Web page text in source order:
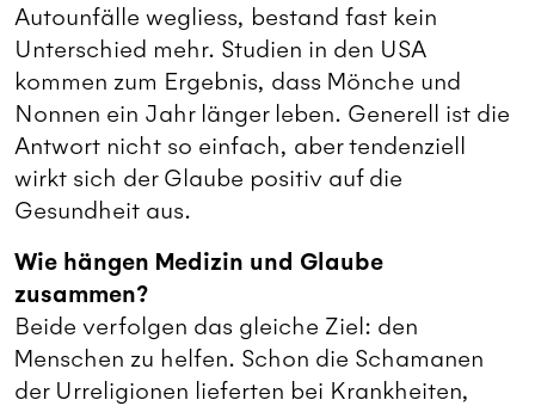
Autounfälle wegliess, bestand fast kein
Unterschied mehr. Studien in den USA
kommen zum Ergebnis, dass Mönche und
Nonnen ein Jahr länger leben. Generell ist die
Antwort nicht so einfach, aber tendenziell
wirkt sich der Glaube positiv auf die
Gesundheit aus.
Wie hängen Medizin und Glaube
zusammen?
Beide verfolgen das gleiche Ziel: den
Menschen zu helfen. Schon die Schamanen
der Urreligionen lieferten bei Krankheiten,